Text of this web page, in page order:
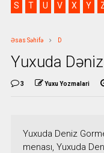
S
T U V X Y
Əsas Səhifə D
Yuxuda
3 Yuxu Yozmalari
Yuxuda Deniz
menası, Yuxuda